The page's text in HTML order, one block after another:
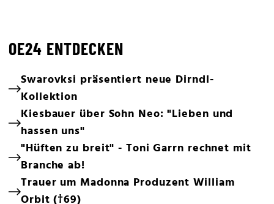
OE24 ENTDECKEN
Swarovksi präsentiert neue Dirndl-
Kollektion
Kiesbauer über Sohn Neo: "Lieben und
hassen uns"
"Hüften zu breit" - Toni Garrn rechnet mit
Branche ab!
Trauer um Madonna Produzent William
Orbit (†69)